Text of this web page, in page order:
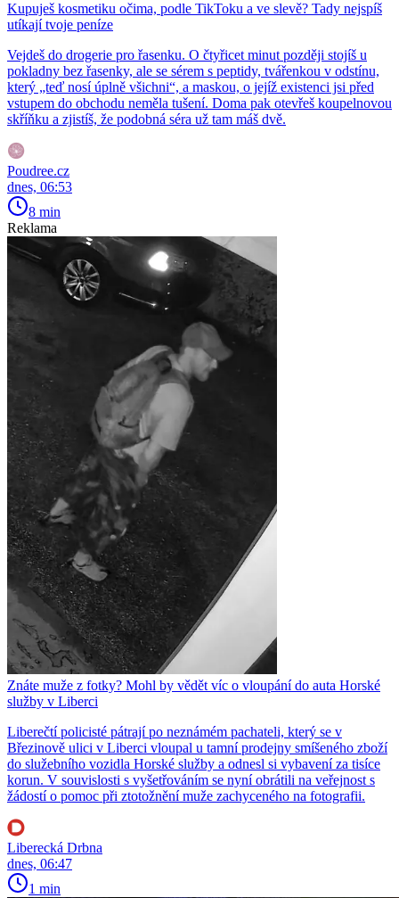
Kupuješ kosmetiku očima, podle TikToku a ve slevě? Tady nejspíš
utíkají tvoje peníze
Vejdeš do drogerie pro řasenku. O čtyřicet minut později stojíš u
pokladny bez řasenky, ale se sérem s peptidy, tvářenkou v odstínu,
který „teď nosí úplně všichni“, a maskou, o jejíž existenci jsi před
vstupem do obchodu neměla tušení. Doma pak otevřeš koupelnovou
skříňku a zjistíš, že podobná séra už tam máš dvě.
Poudree.cz
dnes, 06:53
8 min
Reklama
Znáte muže z fotky? Mohl by vědět víc o vloupání do auta Horské
služby v Liberci
Liberečtí policisté pátrají po neznámém pachateli, který se v
Březinově ulici v Liberci vloupal u tamní prodejny smíšeného zboží
do služebního vozidla Horské služby a odnesl si vybavení za tisíce
korun. V souvislosti s vyšetřováním se nyní obrátili na veřejnost s
žádostí o pomoc při ztotožnění muže zachyceného na fotografii.
Liberecká Drbna
dnes, 06:47
1 min